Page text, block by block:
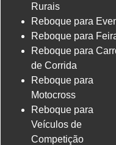
Rurais
Reboque para
Reboque para
Reboque para
de Corrida
Reboque para
Motocross
Reboque para
Veículos de
Competição